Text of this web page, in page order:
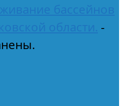
бассейнов
области. -